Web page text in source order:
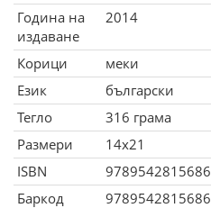
Година на
издаване
2014
Корици
меки
Език
български
Тегло
316 грама
Размери
14x21
ISBN
9789542815686
Баркод
9789542815686